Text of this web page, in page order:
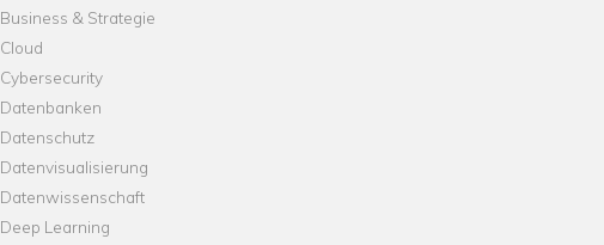
Business & Strategie
Cloud
Cybersecurity
Datenbanken
Datenschutz
Datenvisualisierung
Datenwissenschaft
Deep Learning